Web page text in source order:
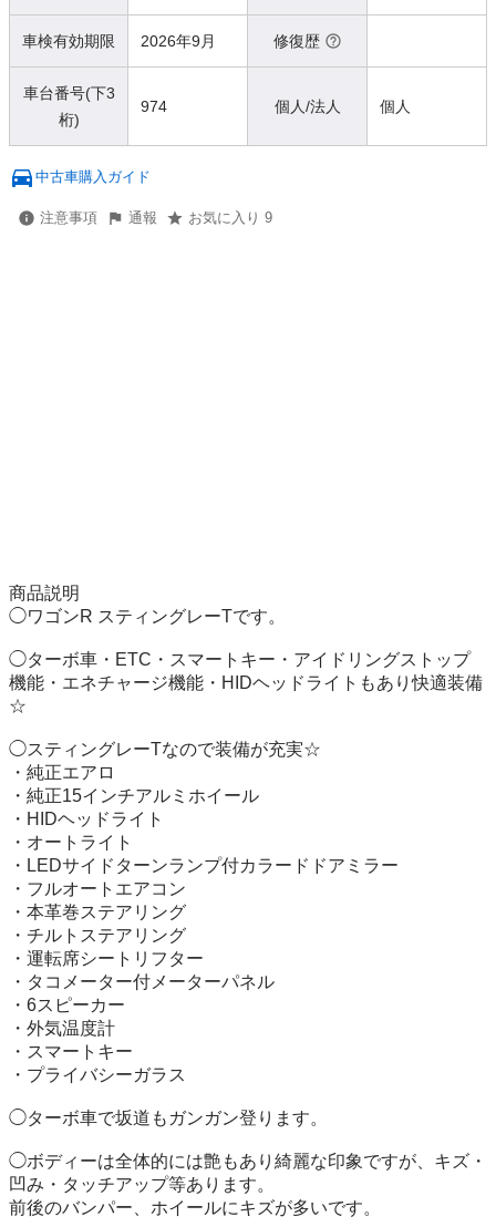
車検有効期限 2026年9月 修復歴
車台番号(下3
桁)
974 個人/法人 個人
中古車購入ガイド
注意事項 通報 お気に入り 9
商品説明
◯ワゴンR スティングレーTです。
◯ターボ車・ETC・スマートキー・アイドリングストップ
機能・エネチャージ機能・HIDヘッドライトもあり快適装備
☆
◯スティングレーTなので装備が充実☆
・純正エアロ
・純正15インチアルミホイール
・HIDヘッドライト
・オートライト
・LEDサイドターンランプ付カラードドアミラー
・フルオートエアコン
・本革巻ステアリング
・チルトステアリング
・運転席シートリフター
・タコメーター付メーターパネル
・6スピーカー
・外気温度計
・スマートキー
・プライバシーガラス
◯ターボ車で坂道もガンガン登ります。
◯ボディーは全体的には艶もあり綺麗な印象ですが、キズ・
凹み・タッチアップ等あります。
前後のバンパー、ホイールにキズが多いです。